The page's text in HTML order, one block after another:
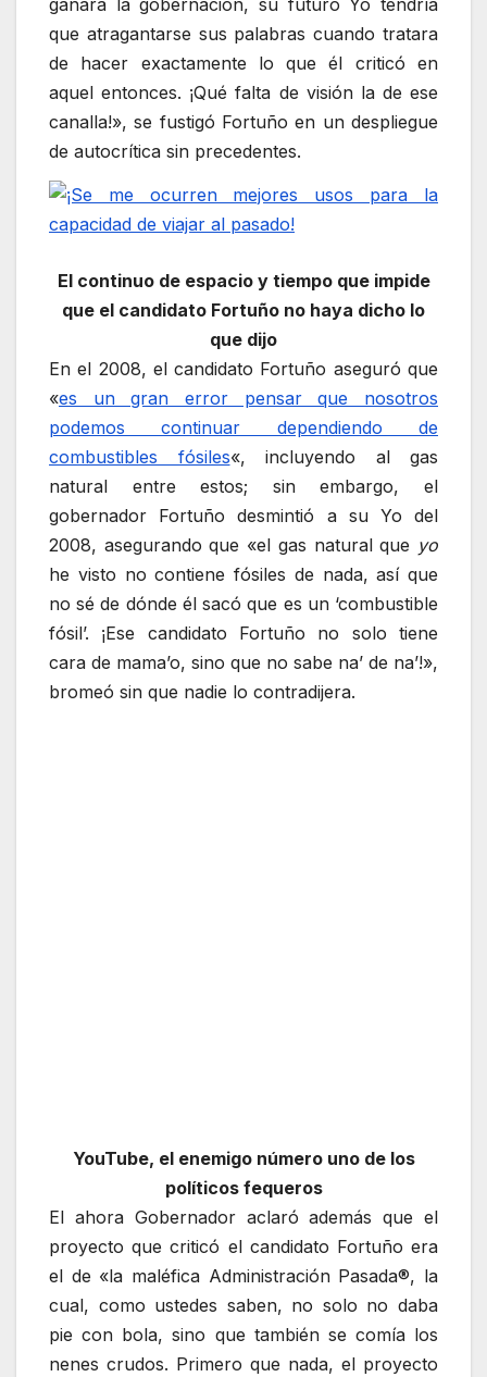
que atragantarse sus palabras cuando tratara
de hacer exactamente lo que él criticó en
aquel entonces. ¡Qué falta de visión la de ese
canalla!», se fustigó Fortuño en un despliegue
de autocrítica sin precedentes.
El continuo de espacio y tiempo que impide
que el candidato Fortuño no haya dicho lo
que dijo
En el 2008, el candidato Fortuño aseguró que
«es un gran error pensar que nosotros
podemos continuar dependiendo de
combustibles fósiles«, incluyendo al gas
natural entre estos; sin embargo, el
gobernador Fortuño desmintió a su Yo del
2008, asegurando que «el gas natural que yo
he visto no contiene fósiles de nada, así que
no sé de dónde él sacó que es un ‘combustible
fósil’. ¡Ese candidato Fortuño no solo tiene
cara de mama’o, sino que no sabe na’ de na’!»,
bromeó sin que nadie lo contradijera.
YouTube, el enemigo número uno de los
políticos fequeros
El ahora Gobernador aclaró además que el
proyecto que criticó el candidato Fortuño era
el de «la maléfica Administración Pasada®, la
cual, como ustedes saben, no solo no daba
pie con bola, sino que también se comía los
nenes crudos. Primero que nada, el proyecto